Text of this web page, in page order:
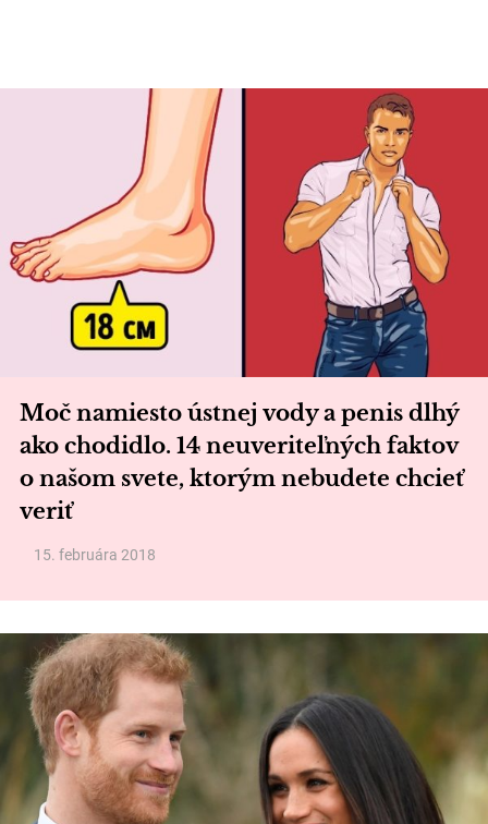
Moč namiesto ústnej vody a penis dlhý
ako chodidlo. 14 neuveriteľných faktov
o našom svete, ktorým nebudete chcieť
veriť
15. februára 2018